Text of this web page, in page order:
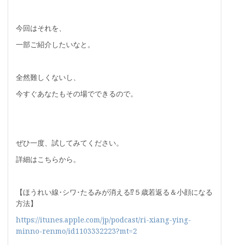
今回はそれを、
一部ご紹介したいなと。
全然難しくないし、
今すぐあなたもその場でできるので。
ぜひ一度、試してみてください。
詳細はこちらから。
【ほうれい線･シワ･たるみが消える⁉５歳若返る＆小顔になる
方法】
https://itunes.apple.com/jp/podcast/ri-xiang-ying-
minno-renmo/id1103332223?mt=2